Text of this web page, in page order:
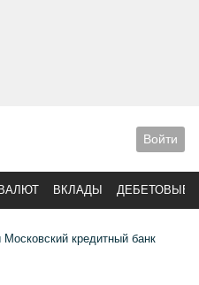
Войти
ВКЛАДЫ ДЕБЕТОВЫЕ
кредитный банк